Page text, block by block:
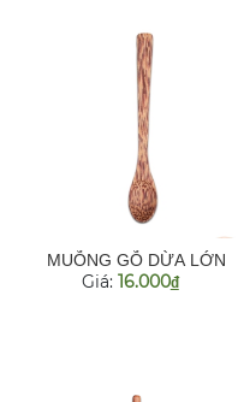
MUỖNG GỖ DỪA LỚN
Giá: 16.000đ